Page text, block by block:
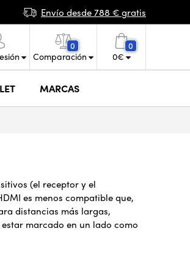
Envío desde 788 € gratis
0
Comparación
0
0€
MARCAS
(el receptor y el
es menos compatible que,
distancias más largas,
marcado en un lado como